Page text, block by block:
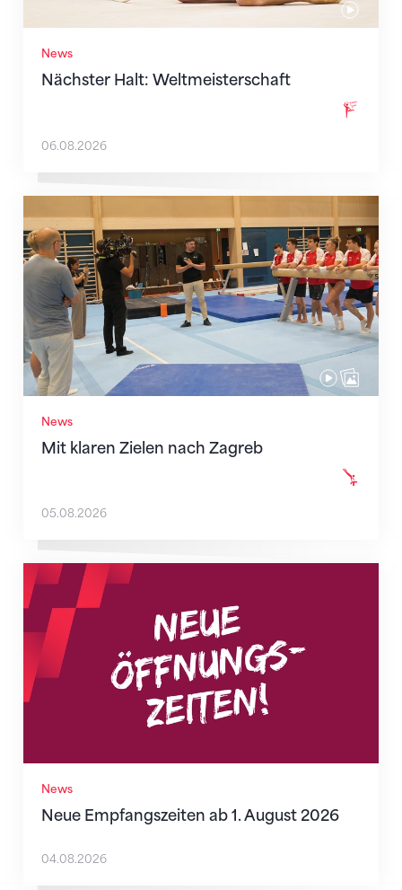
News
Nächster Halt: Weltmeisterschaft
06.08.2026
News
Mit klaren Zielen nach Zagreb
Mit klaren Zielen nach Zagreb
05.08.2026
News
Neue Empfangszeiten ab 1. August 2026
Neue Empfangszeiten ab 1. August 2026
04.08.2026